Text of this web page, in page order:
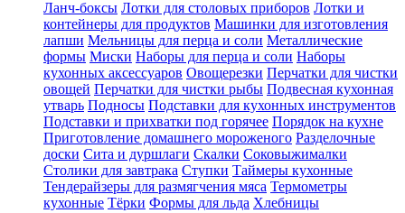
Ланч-боксы Лотки для столовых приборов Лотки и
контейнеры для продуктов Машинки для изготовления
лапши Мельницы для перца и соли Металлические
формы Миски Наборы для перца и соли Наборы
кухонных аксессуаров Овощерезки Перчатки для чистки
овощей Перчатки для чистки рыбы Подвесная кухонная
утварь Подносы Подставки для кухонных инструментов
Подставки и прихватки под горячее Порядок на кухне
Приготовление домашнего мороженого Разделочные
доски Сита и дуршлаги Скалки Соковыжималки
Столики для завтрака Ступки Таймеры кухонные
Тендерайзеры для размягчения мяса Термометры
кухонные Тёрки Формы для льда Хлебницы